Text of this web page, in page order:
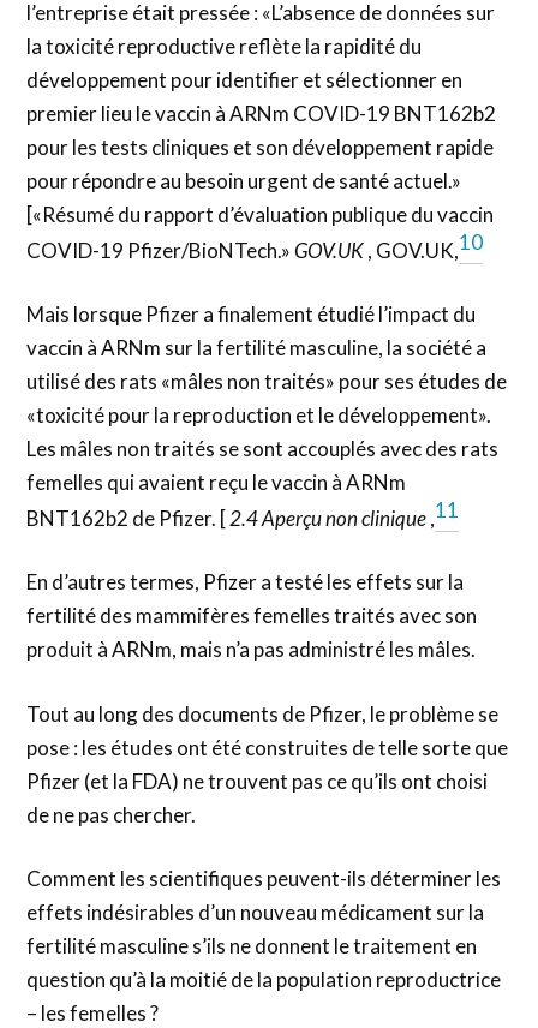
l’entreprise était pressée : «L’absence de données sur
la toxicité reproductive reflète la rapidité du
développement pour identifier et sélectionner en
premier lieu le vaccin à ARNm COVID-19 BNT162b2
pour les tests cliniques et son développement rapide
pour répondre au besoin urgent de santé actuel.»
[«Résumé du rapport d’évaluation publique du vaccin
COVID-19 Pfizer/BioNTech.»GOV.UK, GOV.UK,10
Mais lorsque Pfizer a finalement étudié l’impact du
vaccin à ARNm sur la fertilité masculine, la société a
utilisé des rats «mâles non traités» pour ses études de
«toxicité pour la reproduction et le développement».
Les mâles non traités se sont accouplés avec des rats
femelles qui avaient reçu le vaccin à ARNm
BNT162b2 de Pfizer. [2.4 Aperçu non clinique,11
En d’autres termes, Pfizer a testé les effets sur la
fertilité des mammifères femelles traités avec son
produit à ARNm, mais n’a pas administré les mâles.
Tout au long des documents de Pfizer, le problème se
pose : les études ont été construites de telle sorte que
Pfizer (et la FDA) ne trouvent pas ce qu’ils ont choisi
de ne pas chercher.
Comment les scientifiques peuvent-ils déterminer les
effets indésirables d’un nouveau médicament sur la
fertilité masculine s’ils ne donnent le traitement en
question qu’à la moitié de la population reproductrice
– les femelles ?